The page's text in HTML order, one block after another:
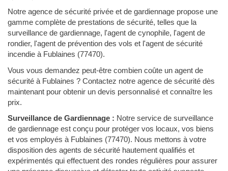
Notre agence de sécurité privée et de gardiennage propose une
gamme complète de prestations de sécurité, telles que la
surveillance de gardiennage, l'agent de cynophile, l'agent de
rondier, l'agent de prévention des vols et l'agent de sécurité
incendie à Fublaines (77470).
Vous vous demandez peut-être combien coûte un agent de
sécurité à Fublaines ? Contactez notre agence de sécurité dès
maintenant pour obtenir un devis personnalisé et connaître les
prix.
Surveillance de Gardiennage : Notre service de surveillance
de gardiennage est conçu pour protéger vos locaux, vos biens
et vos employés à Fublaines (77470). Nous mettons à votre
disposition des agents de sécurité hautement qualifiés et
expérimentés qui effectuent des rondes régulières pour assurer